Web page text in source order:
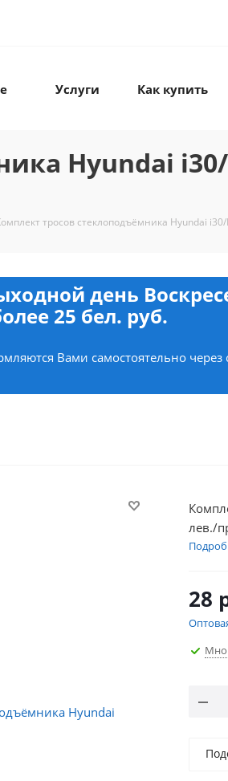
Услуги Как купить
Hyundai i30/
тросов стеклоподъёмника Hyundai
день
25 бел. руб.
Вами самостоятельно
лев./
28